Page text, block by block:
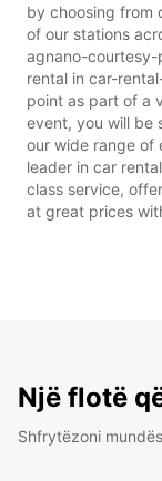
by choosing from
of our stations
agnano-courtesy-
rental in car-
point as part of a
event, you will be
our wide range of
leader in car
class service,
at great prices
Një flotë
Shfrytëzoni